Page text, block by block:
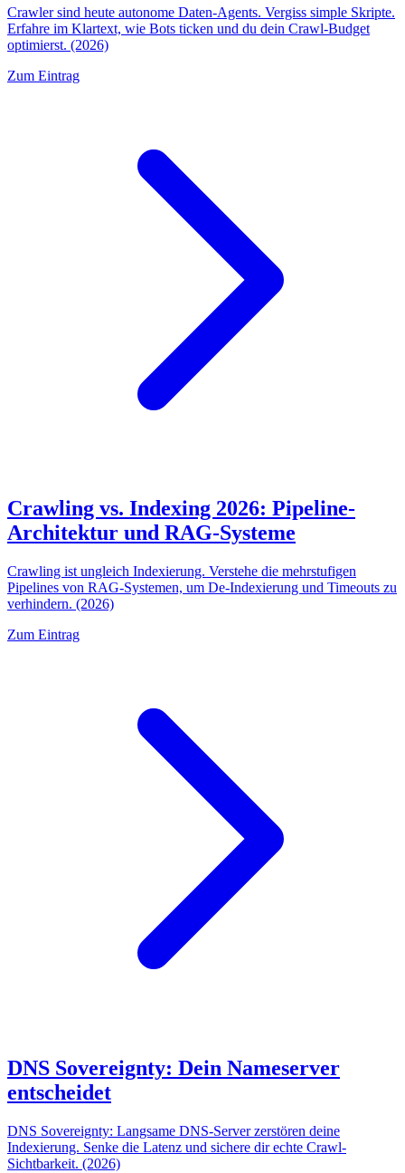
Crawler sind heute autonome Daten-Agents. Vergiss simple Skripte.
Erfahre im Klartext, wie Bots ticken und du dein Crawl-Budget
optimierst. (2026)
Zum Eintrag
Crawling vs. Indexing 2026: Pipeline-
Architektur und RAG-Systeme
Crawling ist ungleich Indexierung. Verstehe die mehrstufigen
Pipelines von RAG-Systemen, um De-Indexierung und Timeouts zu
verhindern. (2026)
Zum Eintrag
DNS Sovereignty: Dein Nameserver
entscheidet
DNS Sovereignty: Langsame DNS-Server zerstören deine
Indexierung. Senke die Latenz und sichere dir echte Crawl-
Sichtbarkeit. (2026)